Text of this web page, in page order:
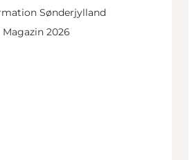
Sønderjylland
2026